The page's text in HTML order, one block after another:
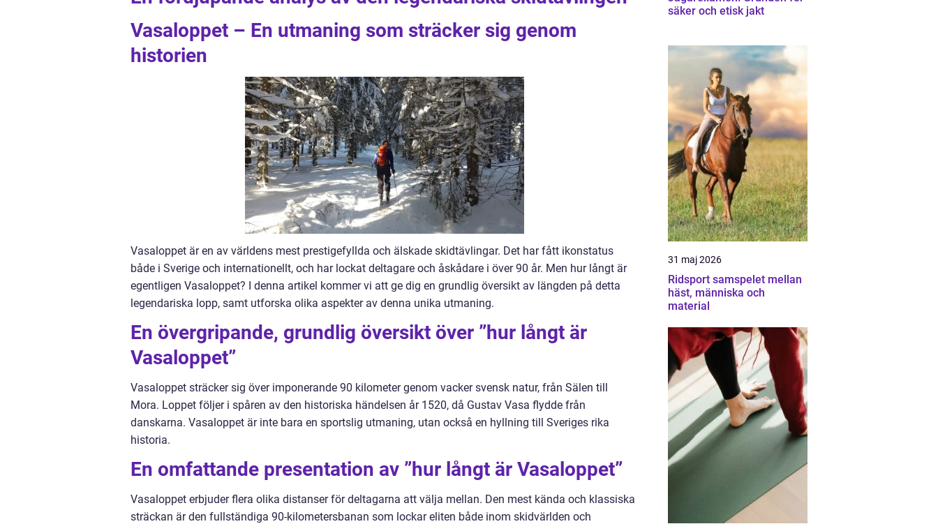
Vasaloppet – En utmaning som sträcker sig genom
historien
Vasaloppet är en av världens mest prestigefyllda och älskade skidtävlingar. Det har fått ikonstatus
både i Sverige och internationellt, och har lockat deltagare och åskådare i över 90 år. Men hur långt är
egentligen Vasaloppet? I denna artikel kommer vi att ge dig en grundlig översikt av längden på detta
legendariska lopp, samt utforska olika aspekter av denna unika utmaning.
En övergripande, grundlig översikt över ”hur långt är
Vasaloppet”
Vasaloppet sträcker sig över imponerande 90 kilometer genom vacker svensk natur, från Sälen till
Mora. Loppet följer i spåren av den historiska händelsen år 1520, då Gustav Vasa flydde från
danskarna. Vasaloppet är inte bara en sportslig utmaning, utan också en hyllning till Sveriges rika
historia.
En omfattande presentation av ”hur långt är Vasaloppet”
Vasaloppet erbjuder flera olika distanser för deltagarna att välja mellan. Den mest kända och klassiska
sträckan är den fullständiga 90-kilometersbanan som lockar eliten både inom skidvärlden och
säker och etisk jakt
31 maj 2026
Ridsport samspelet mellan
häst, människa och
material